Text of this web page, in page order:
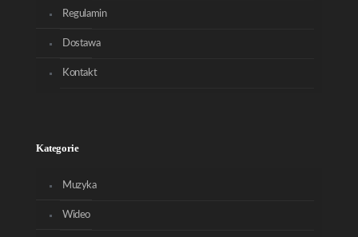
Regulamin
Dostawa
Kontakt
Kategorie
Muzyka
Wideo